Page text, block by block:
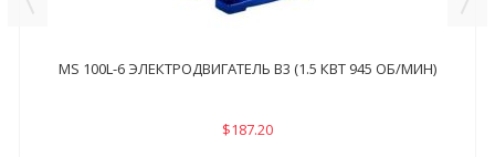
MS 100L-6 ЭЛЕКТРОДВИГАТЕЛЬ B3 (1.5 КВТ 945 ОБ/МИН)
$187.20